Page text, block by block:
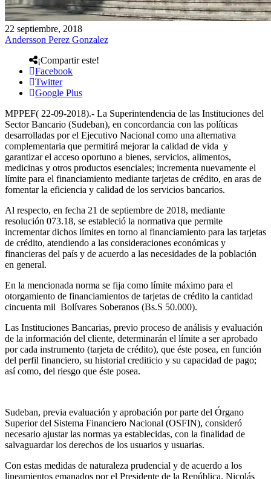
22 septiembre, 2018
Andersson Perez Gonzalez
¡Compartir este!
Facebook
Twitter
Google Plus
MPPEF( 22-09-2018).- La Superintendencia de las Instituciones del
Sector Bancario (Sudeban), en concordancia con las políticas
desarrolladas por el Ejecutivo Nacional como una alternativa
complementaria que permitirá mejorar la calidad de vida y
garantizar el acceso oportuno a bienes, servicios, alimentos,
medicinas y otros productos esenciales; incrementa nuevamente el
límite para el financiamiento mediante tarjetas de crédito, en aras de
fomentar la eficiencia y calidad de los servicios bancarios.
Al respecto, en fecha 21 de septiembre de 2018, mediante
resolución 073.18, se estableció la normativa que permite
incrementar dichos límites en torno al financiamiento para las tarjetas
de crédito, atendiendo a las consideraciones económicas y
financieras del país y de acuerdo a las necesidades de la población
en general.
En la mencionada norma se fija como límite máximo para el
otorgamiento de financiamientos de tarjetas de crédito la cantidad
cincuenta mil Bolívares Soberanos (Bs.S 50.000).
Las Instituciones Bancarias, previo proceso de análisis y evaluación
de la información del cliente, determinarán el límite a ser aprobado
por cada instrumento (tarjeta de crédito), que éste posea, en función
del perfil financiero, su historial crediticio y su capacidad de pago;
así como, del riesgo que éste posea.
Sudeban, previa evaluación y aprobación por parte del Órgano
Superior del Sistema Financiero Nacional (OSFIN), consideró
necesario ajustar las normas ya establecidas, con la finalidad de
salvaguardar los derechos de los usuarios y usuarias.
Con estas medidas de naturaleza prudencial y de acuerdo a los
lineamientos emanados por el Presidente de la República, Nicolás